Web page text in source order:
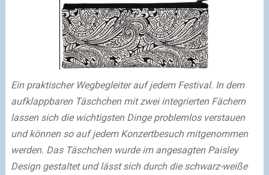
Ein praktischer Wegbegleiter auf jedem Festival. In dem
aufklappbaren Täschchen mit zwei integrierten Fächern
lassen sich die wichtigsten Dinge problemlos verstauen
und können so auf jedem Konzertbesuch mitgenommen
werden. Das Täschchen wurde im angesagten Paisley
Design gestaltet und lässt sich durch die schwarz-weiße